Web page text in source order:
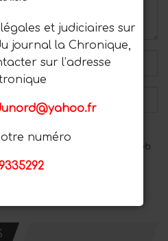
e-mail et mon site Web
commentaire.
et judiciaires sur
journal la Chronique,
sur l’adresse
numéro